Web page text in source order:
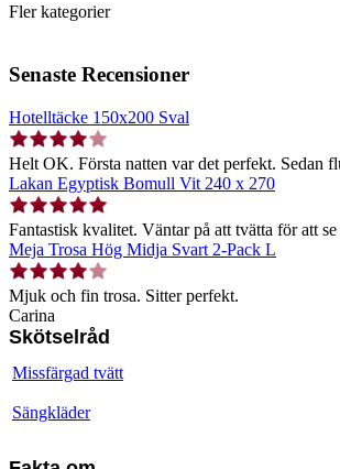
Fler kategorier
Senaste Recensioner
Hotelltäcke 150x200 Sval
Helt OK. Första natten var det perfekt. Sedan
Lakan Egyptisk Bomull Vit 240 x 270
Fantastisk kvalitet. Väntar på att tvätta för att
Meja Trosa Hög Midja Svart 2-Pack L
Mjuk och fin trosa. Sitter perfekt.
Carina
Skötselråd
Missfärgad tvätt
Sängkläder